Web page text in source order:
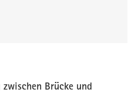
Brücke und